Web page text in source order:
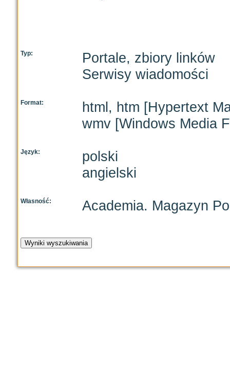
Typ:
Portale, zbiory linków
Serwisy wiadomości
Format:
html, htm [Hypertext
wmv [Windows Media
Język:
polski
angielski
Własność: Academia. Magazyn